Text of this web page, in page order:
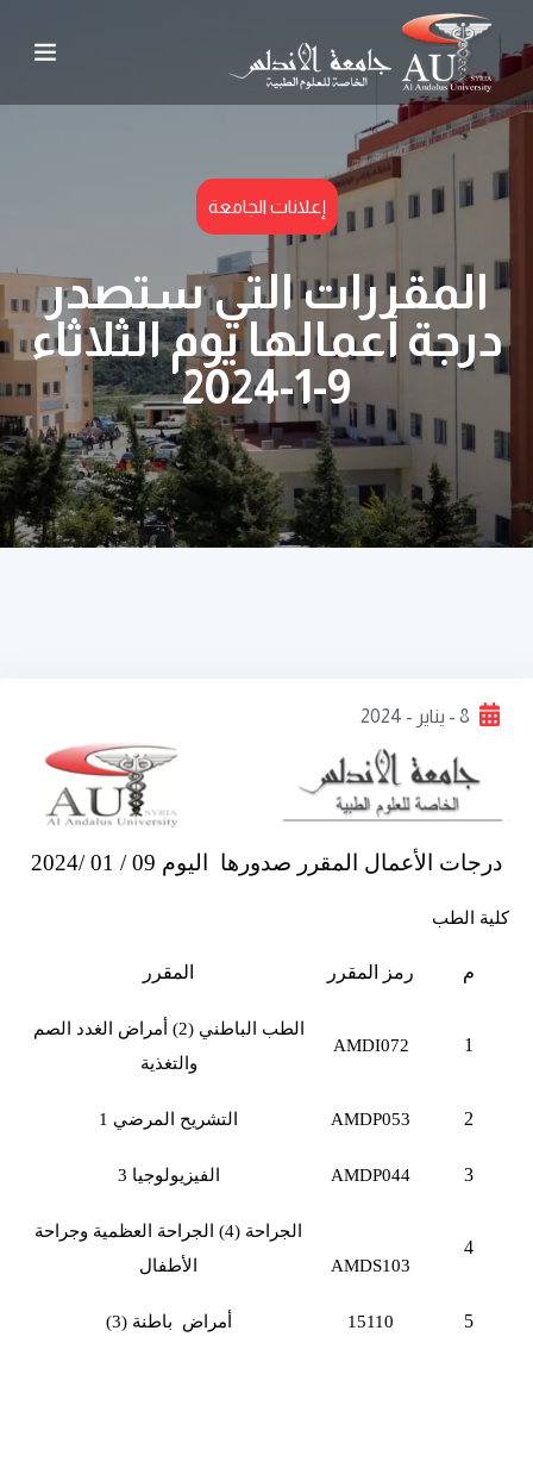
إعلانات الجامعة
المقررات التي ستصدر
درجة أعمالها يوم الثلاثاء
9-1-2024
8 - يناير - 2024
درجات الأعمال المقرر صدورها اليوم 09 / 01 /2024
كلية الطب
م رمز المقرر المقرر
1
AMDI072
الطب الباطني (2) أمراض الغدد الصم
والتغذية
2
AMDP053 التشريح المرضي 1
3
AMDP044 الفيزيولوجيا 3
4
AMDS103
الجراحة (4) الجراحة العظمية وجراحة
الأطفال
5
15110 أمراض باطنة (3)